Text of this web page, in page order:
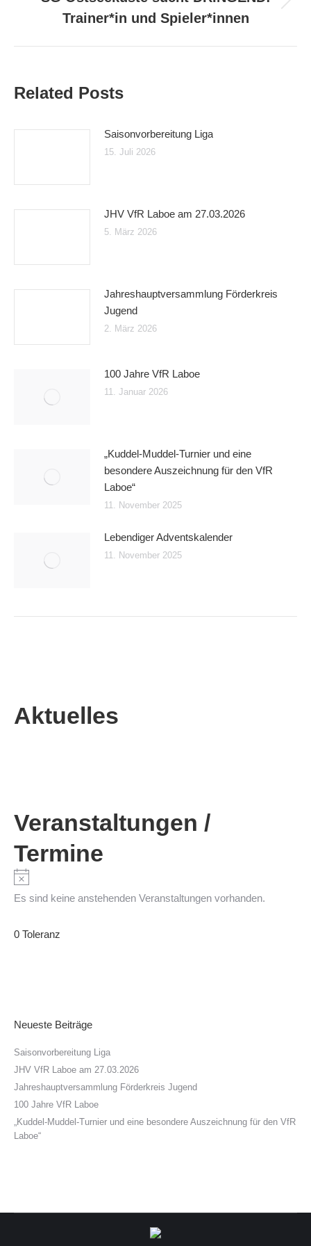
Beitrag:
Trainer*in und Spieler*innen
Related Posts
Saisonvorbereitung Liga
15. Juli 2026
JHV VfR Laboe am 27.03.2026
5. März 2026
Jahreshauptversammlung Förderkreis
Jugend
2. März 2026
100 Jahre VfR Laboe
11. Januar 2026
„Kuddel-Muddel-Turnier und eine
besondere Auszeichnung für den VfR
Laboe“
11. November 2025
Lebendiger Adventskalender
11. November 2025
Aktuelles
Veranstaltungen /
Termine
Es sind keine anstehenden Veranstaltungen vorhanden.
0 Toleranz
Neueste Beiträge
Saisonvorbereitung Liga
JHV VfR Laboe am 27.03.2026
Jahreshauptversammlung Förderkreis Jugend
100 Jahre VfR Laboe
„Kuddel-Muddel-Turnier und eine besondere Auszeichnung für den VfR
Laboe“